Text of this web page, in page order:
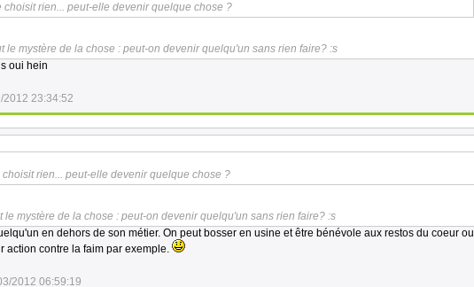
choisit rien... peut-elle devenir quelque chose ?
le mystère de la chose : peut-on devenir quelqu'un sans rien faire? :s
oui hein
2012 23:34:52
rien... peut-elle devenir quelque chose ?
le mystère de la chose : peut-on devenir quelqu'un sans rien faire? :s
en dehors de son métier. On peut bosser en usine et être bénévole aux restos du coeur ou
action contre la faim par exemple.
2012 06:59:19